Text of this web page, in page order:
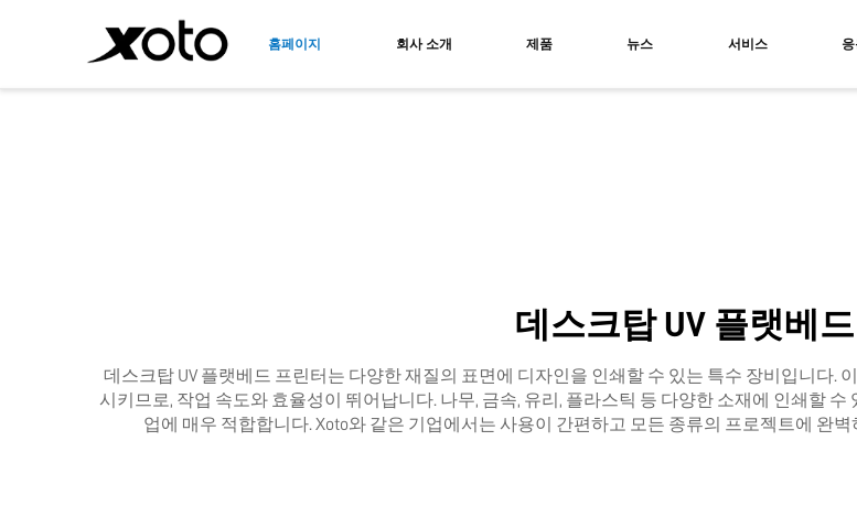
홈페이지 회사 소개 제품 뉴스 서비스
데스크탑 UV 플랫베
데스크탑 UV 플랫베드 프린터는 다양한 재질의 표면에 디자인을 인쇄할 수 있는 특수 장비입니다.
시키므로, 작업 속도와 효율성이 뛰어납니다. 나무, 금속, 유리, 플라스틱 등 다양한 소재에 인쇄할
업에 매우 적합합니다. Xoto와 같은 기업에서는 사용이 간편하고 모든 종류의 프로젝트에 완